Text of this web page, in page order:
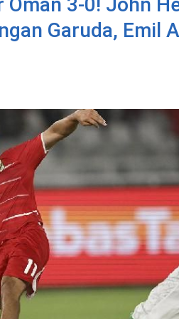
Garuda, Emil